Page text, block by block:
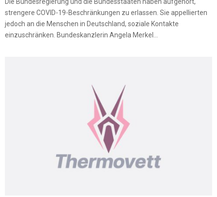
Die Bundesregierung und die Bundesstaaten haben aufgehört,
strengere COVID-19-Beschränkungen zu erlassen. Sie appellierten
jedoch an die Menschen in Deutschland, soziale Kontakte
einzuschränken. Bundeskanzlerin Angela Merkel...